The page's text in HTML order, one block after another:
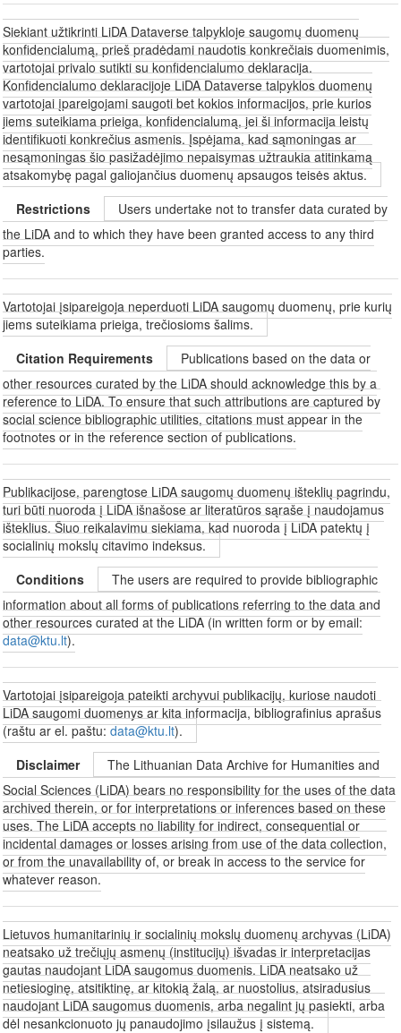
Siekiant užtikrinti LiDA Dataverse talpykloje saugomų duomenų
konfidencialumą, prieš pradėdami naudotis konkrečiais duomenimis,
vartotojai privalo sutikti su konfidencialumo deklaracija.
Konfidencialumo deklaracijoje LiDA Dataverse talpyklos duomenų
vartotojai įpareigojami saugoti bet kokios informacijos, prie kurios
jiems suteikiama prieiga, konfidencialumą, jei ši informacija leistų
identifikuoti konkrečius asmenis. Įspėjama, kad sąmoningas ar
nesąmoningas šio pasižadėjimo nepaisymas užtraukia atitinkamą
atsakomybę pagal galiojančius duomenų apsaugos teisės aktus.
Restrictions
Users undertake not to transfer data curated by
the LiDA and to which they have been granted access to any third
parties.
Vartotojai įsipareigoja neperduoti LiDA saugomų duomenų, prie kurių
jiems suteikiama prieiga, trečiosioms šalims.
Citation Requirements
Publications based on the data or
other resources curated by the LiDA should acknowledge this by a
reference to LiDA. To ensure that such attributions are captured by
social science bibliographic utilities, citations must appear in the
footnotes or in the reference section of publications.
Publikacijose, parengtose LiDA saugomų duomenų išteklių pagrindu,
turi būti nuoroda į LiDA išnašose ar literatūros sąraše į naudojamus
išteklius. Šiuo reikalavimu siekiama, kad nuoroda į LiDA patektų į
socialinių mokslų citavimo indeksus.
Conditions
The users are required to provide bibliographic
information about all forms of publications referring to the data and
other resources curated at the LiDA (in written form or by email:
data@ktu.lt).
Vartotojai įsipareigoja pateikti archyvui publikacijų, kuriose naudoti
LiDA saugomi duomenys ar kita informacija, bibliografinius aprašus
(raštu ar el. paštu:data@ktu.lt).
Disclaimer
The Lithuanian Data Archive for Humanities and
Social Sciences (LiDA) bears no responsibility for the uses of the data
archived therein, or for interpretations or inferences based on these
uses. The LiDA accepts no liability for indirect, consequential or
incidental damages or losses arising from use of the data collection,
or from the unavailability of, or break in access to the service for
whatever reason.
Lietuvos humanitarinių ir socialinių mokslų duomenų archyvas (LiDA)
neatsako už trečiųjų asmenų (institucijų) išvadas ir interpretacijas
gautas naudojant LiDA saugomus duomenis. LiDA neatsako už
netiesioginę, atsitiktinę, ar kitokią žalą, ar nuostolius, atsiradusius
naudojant LiDA saugomus duomenis, arba negalint jų pasiekti, arba
dėl nesankcionuoto jų panaudojimo įsilaužus į sistemą.